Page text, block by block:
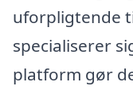
uforpligtende
specialiserer
platform gør